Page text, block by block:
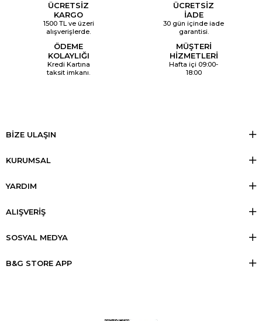
ÜCRETSİZ
KARGO
1500 TL ve üzeri
alışverişlerde.
ÜCRETSİZ
İADE
30 gün içinde iade
garantisi.
ÖDEME
KOLAYLIĞI
Kredi Kartına
taksit imkanı.
MÜŞTERİ
HİZMETLERİ
Hafta içi 09:00-
18:00
BİZE ULAŞIN
KURUMSAL
YARDIM
ALIŞVERİŞ
SOSYAL MEDYA
B&G STORE APP